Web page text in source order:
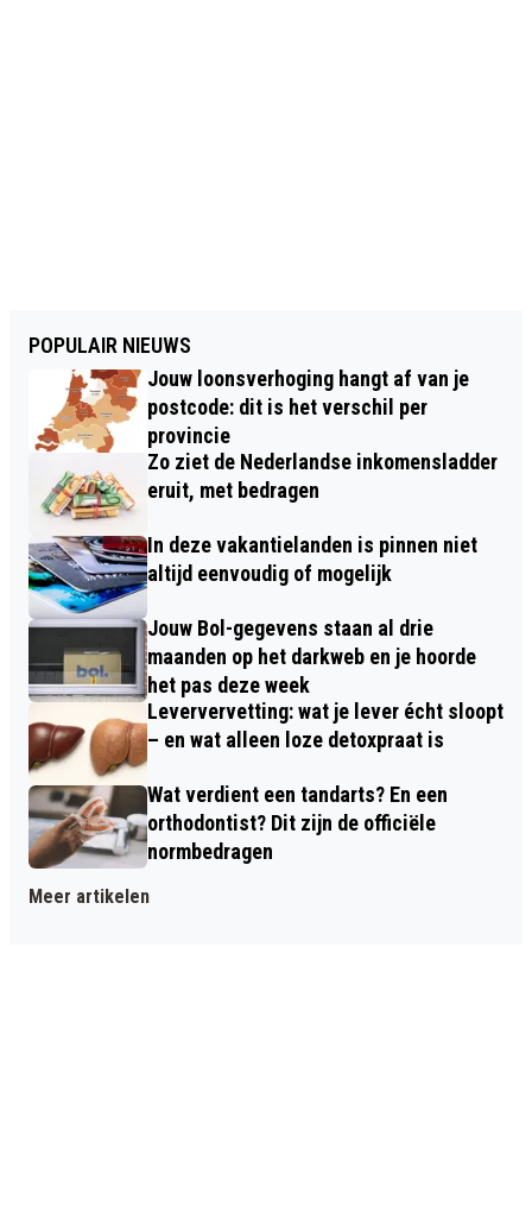
POPULAIR NIEUWS
Jouw loonsverhoging hangt af van je
postcode: dit is het verschil per
provincie
Zo ziet de Nederlandse inkomensladder
eruit, met bedragen
In deze vakantielanden is pinnen niet
altijd eenvoudig of mogelijk
Jouw Bol-gegevens staan al drie
maanden op het darkweb en je hoorde
het pas deze week
Leververvetting: wat je lever écht sloopt
– en wat alleen loze detoxpraat is
Wat verdient een tandarts? En een
orthodontist? Dit zijn de officiële
normbedragen
Meer artikelen